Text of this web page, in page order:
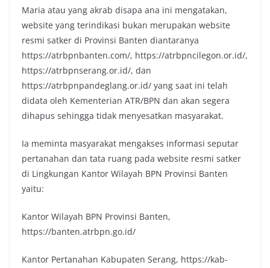
Maria atau yang akrab disapa ana ini mengatakan,
website yang terindikasi bukan merupakan website
resmi satker di Provinsi Banten diantaranya
https://atrbpnbanten.com/, https://atrbpncilegon.or.id/,
https://atrbpnserang.or.id/, dan
https://atrbpnpandeglang.or.id/ yang saat ini telah
didata oleh Kementerian ATR/BPN dan akan segera
dihapus sehingga tidak menyesatkan masyarakat.
Ia meminta masyarakat mengakses informasi seputar
pertanahan dan tata ruang pada website resmi satker
di Lingkungan Kantor Wilayah BPN Provinsi Banten
yaitu:
Kantor Wilayah BPN Provinsi Banten,
https://banten.atrbpn.go.id/
Kantor Pertanahan Kabupaten Serang, https://kab-